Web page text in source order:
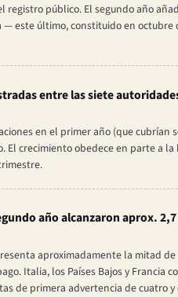
público. El segundo año
— este último, constituido en
entre las siete
en el primer año (que
crecimiento obedece en parte a
año alcanzaron aprox.
aproximadamente la mitad
Italia, los Países Bajos y
de primera advertencia de cuatro